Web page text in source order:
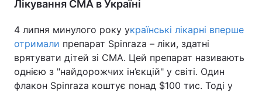
Лікування СМА в Україні
4 липня минулого року українські лікарні вперше
отримали препарат Spinraza – ліки, здатні
врятувати дітей зі СМА. Цей препарат називають
однією з "найдорожчих ін’єкцій" у світі. Один
флакон Spinraza коштує понад $100 тис. Тоді у